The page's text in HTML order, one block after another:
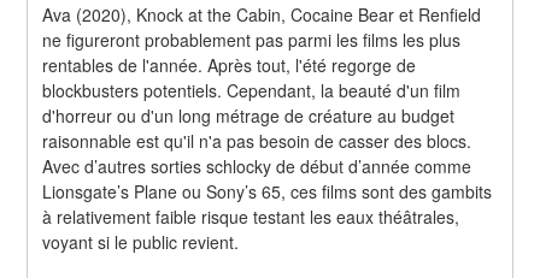
Ava (2020), Knock at the Cabin, Cocaine Bear et Renfield
ne figureront probablement pas parmi les films les plus
rentables de l'année. Après tout, l'été regorge de
blockbusters potentiels. Cependant, la beauté d'un film
d'horreur ou d'un long métrage de créature au budget
raisonnable est qu'il n'a pas besoin de casser des blocs.
Avec d’autres sorties schlocky de début d’année comme
Lionsgate’s Plane ou Sony’s 65, ces films sont des gambits
à relativement faible risque testant les eaux théâtrales,
voyant si le public revient.